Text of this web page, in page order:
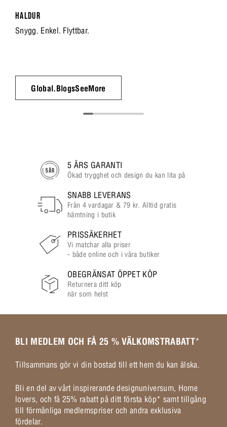
HALDUR
Snygg. Enkel. Flyttbar.
Global.BlogsSeeMore
5 ÅRS GARANTI
Ökad trygghet och design du kan lita på
SNABB LEVERANS
Från 4 vardagar & 79 kr. Alltid gratis
hämtning i butik
PRISSÄKERHET
Vi matchar alla priser
- både online och i våra butiker
OBEGRÄNSAT ÖPPET KÖP
Returnera ditt köp
när som helst
BLI MEDLEM OCH FÅ 25 % VÄLKOMSTRABATT*
Tillsammans gör vi din bostad till ett hem du kan älska.
Bli en del av vårt inspirerande designuniversum, Home
lovers, och få 25% rabatt på ditt första köp* samt tillgång
till förmånliga medlemspriser och andra exklusiva
fördelar.